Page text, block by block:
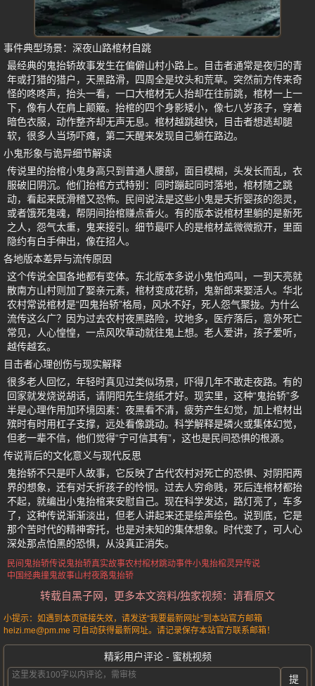
事件典型场景：深夜山路棺材自跳
最经典的鬼抬轿故事发生在偏僻山村小路上。目击者通常是夜归的青
年或打猎的猎户，天黑路滑，四周全是坟头和荒草。突然前方传来奇
怪的咚咚声，抬头一看，一口大棺材无人抬却在往前跳，棺材一上一
下，像有人在肩上颠簸。抬棺的四个身影矮小，像七八岁孩子，穿着
暗色衣服，动作整齐却无声无息。棺材越跳越快，目击者想逃却腿
软，很多人当场吓瘫，第二天醒来发现自己躺在路边。
小鬼形象与诡异细节解读
传说里的抬棺小鬼身高只到普通人腰部，面目模糊，头发长而乱，衣
服破旧阴沉。他们抬棺方式特别：同时蹦起同时落地，棺材随之跳
动，看起来既滑稽又恐怖。民间说法是这些小鬼是夭折婴孩的怨灵，
或者饿死鬼魂，帮阴间抬棺赚点香火。有的版本说棺材里躺的是新死
之人，怨气太重，鬼来接引。细节最吓人的是棺材盖微微掀开，里面
隐约有白手伸出，像在招人。
各地版本差异与流传原因
这个传说全国各地都有变体。东北版本多说小鬼怕鸡叫，一到天亮就
散南方山村则加了娶亲元素，棺材变成花轿，鬼新郎来娶活人。华北
农村常说棺材是“四鬼抬轿”格局，风水不好，死人怨气聚拢。为什么
流传这么广？因为过去农村夜黑路险，坟地多，医疗落后，意外死亡
常见，人心惶惶，一点风吹草动就往鬼上想。老人爱讲，孩子爱听，
越传越玄。
目击者心理创伤与现实解释
很多老人回忆，年轻时真见过类似场景，吓得几年不敢走夜路。有的
回家就发烧说胡话，请阴阳先生烧纸才好。现实里，这种“鬼抬轿”多
半是心理作用加环境因素：夜黑看不清，疲劳产生幻觉，加上棺材出
殡时有时用杠子支撑，远处看像跳动。科学解释是磷火或集体幻觉，
但老一辈不信，他们觉得“宁可信其有”，这也是民间恐惧的根源。
传说背后的文化意义与现代反思
鬼抬轿不只是吓人故事，它反映了古代农村对死亡的恐惧、对阴阳两
界的想象，还有对夭折孩子的怜悯。过去人穷命贱，死后连棺材都抬
不起，就编出小鬼抬棺来安慰自己。现在科学发达，路灯亮了，车多
了，这种传说渐渐淡出，但老人讲起来还是绘声绘色。说到底，它是
那个苦时代的精神寄托，也是对未知的集体想象。时代变了，可人心
深处那点怕黑的恐惧，从没真正消失。
民间鬼抬轿传说鬼抬轿真实故事农村棺材跳动事件小鬼抬棺灵异传说
中国经典撞鬼故事山村夜路鬼抬轿
转载自黑子网，更多本文资料/独家视频：请看原文
小提示：如遇到本页链接失效，请发送“我要最新网址”到本站官方邮箱
heizi.me@pm.me 可自动获得最新网址。请记录保存本站官方联系邮箱！
精彩用户评论 - 蜜桃视频
提